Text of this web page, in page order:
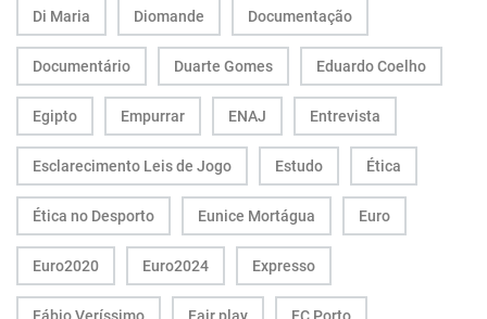
Di Maria Diomande Documentação
Documentário Duarte Gomes Eduardo Coelho
Egipto Empurrar ENAJ Entrevista
Esclarecimento Leis de Jogo Estudo Ética
Ética no Desporto Eunice Mortágua Euro
Euro2020 Euro2024 Expresso